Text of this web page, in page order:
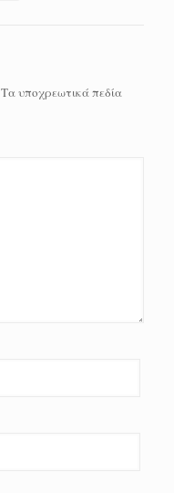
Τα υποχρεωτικά πεδία